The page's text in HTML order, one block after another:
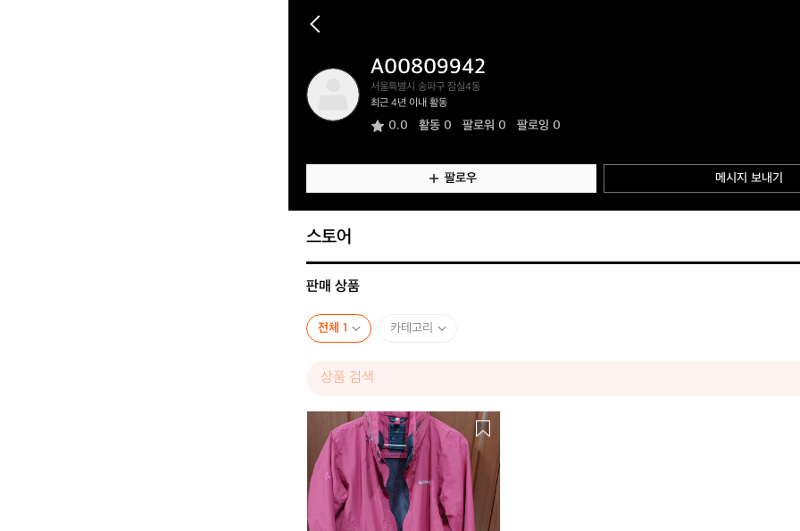
A
0
0
9
4
2
A00809942
서울특별시 송파구 잠실4동
최근 4년 이내 활동
0.0 활동 0 팔로워 0 팔로잉 0
팔로우 메시지 보내기
스토어
판매 상품
전체 1 카테고리
비
아
봄
자
켓